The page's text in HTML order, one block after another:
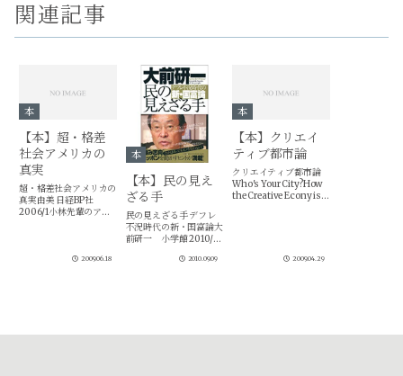
関連記事
本
【本】超・格差
社会アメリカの
真実
超・格差社会アメリカの
真実由美 日経BP社
2006/1小林先輩のアメ
ました。軸になるのは、
2009.06.18
本
【本】民の見え
ざる手
民の見えざる手 デフレ
不況時代の新・国富論大
前研一 小学館 2010/7
とめて再構成した本。相
れた。（中略）そ...
2010.09.09
本
【本】クリエイ
ティブ都市論
クリエイティブ都市論
Who's Your City?How
the Creative Econy is
2009.04.29